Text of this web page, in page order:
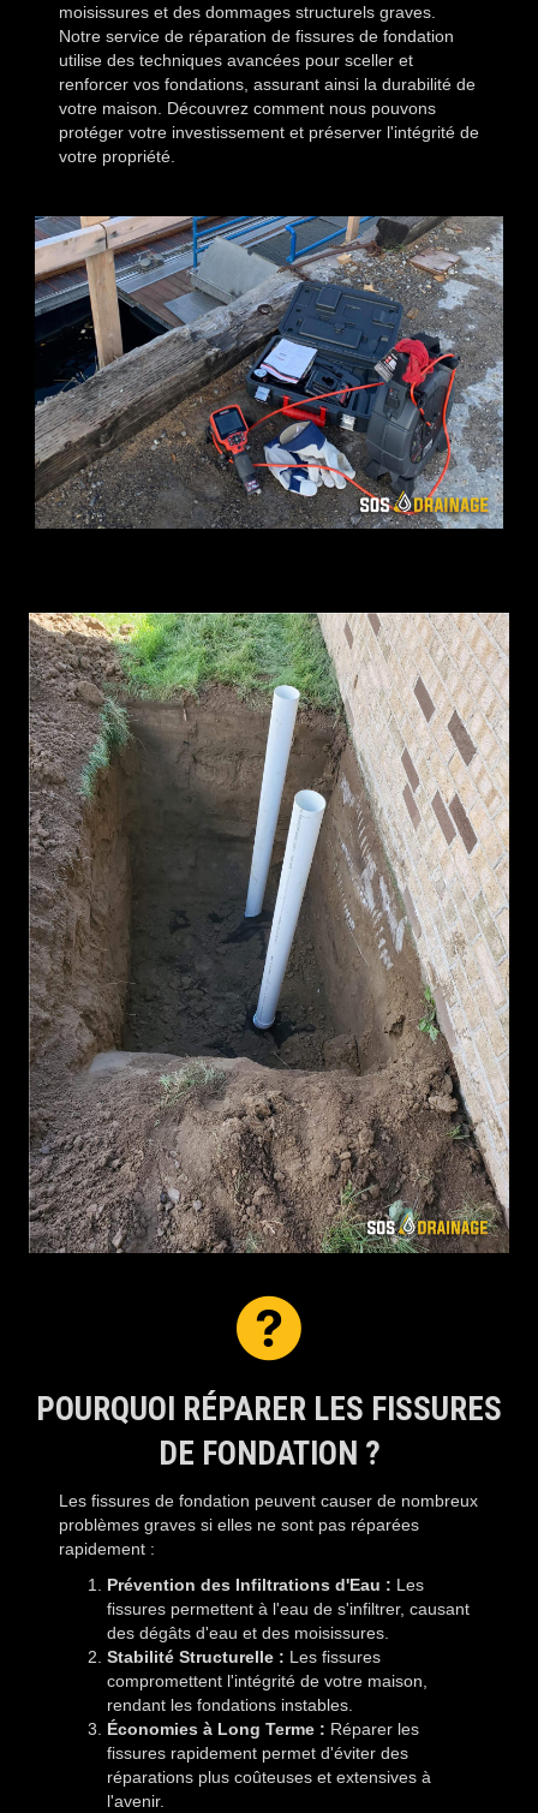
moisissures et des dommages structurels graves.
Notre service de réparation de fissures de fondation
utilise des techniques avancées pour sceller et
renforcer vos fondations, assurant ainsi la durabilité de
votre maison. Découvrez comment nous pouvons
protéger votre investissement et préserver l'intégrité de
votre propriété.
POURQUOI RÉPARER LES FISSURES
DE FONDATION ?
Les fissures de fondation peuvent causer de nombreux
problèmes graves si elles ne sont pas réparées
rapidement :
Prévention des Infiltrations d'Eau : Les
fissures permettent à l'eau de s'infiltrer, causant
des dégâts d'eau et des moisissures.
Stabilité Structurelle : Les fissures
compromettent l'intégrité de votre maison,
rendant les fondations instables.
Économies à Long Terme : Réparer les
fissures rapidement permet d'éviter des
réparations plus coûteuses et extensives à
l'avenir.